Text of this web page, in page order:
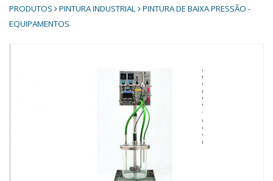
PRODUTOS PINTURA INDUSTRIAL
PINTURA DE BAIXA PRESSÃO -
EQUIPAMENTOS